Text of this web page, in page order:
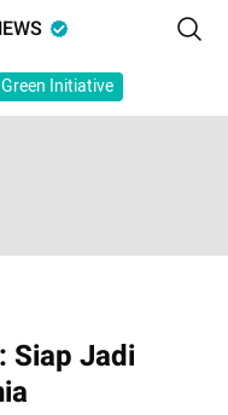
Green Initiative
Siap Jadi